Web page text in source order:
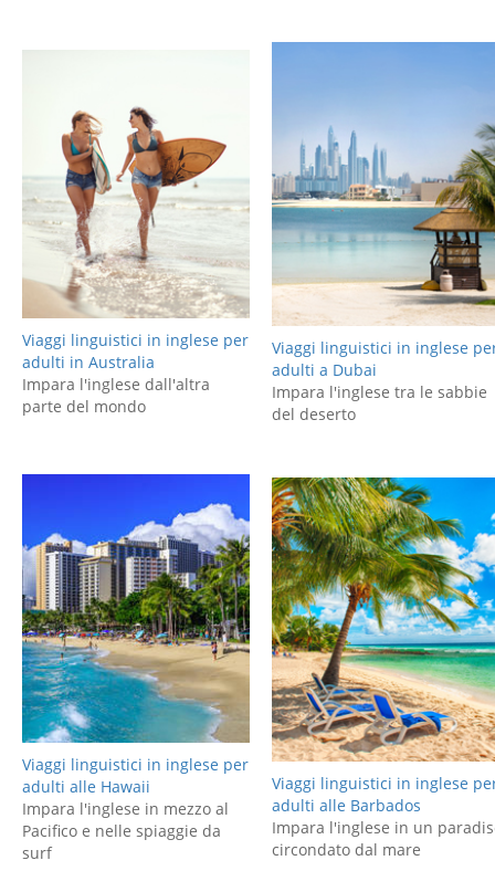
Viaggi linguistici in inglese per
adulti in Australia
Impara l'inglese dall'altra
parte del mondo
Viaggi linguistici in inglese
adulti a Dubai
Impara l'inglese tra le sabbie
del deserto
Viaggi linguistici in inglese per
adulti alle Hawaii
Impara l'inglese in mezzo al
Pacifico e nelle spiaggie da
surf
Viaggi linguistici in inglese
adulti alle Barbados
Impara l'inglese in un
circondato dal mare